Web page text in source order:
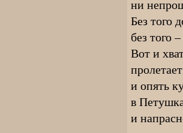
ни
Без того
без того
Вот и
и опять
в
и